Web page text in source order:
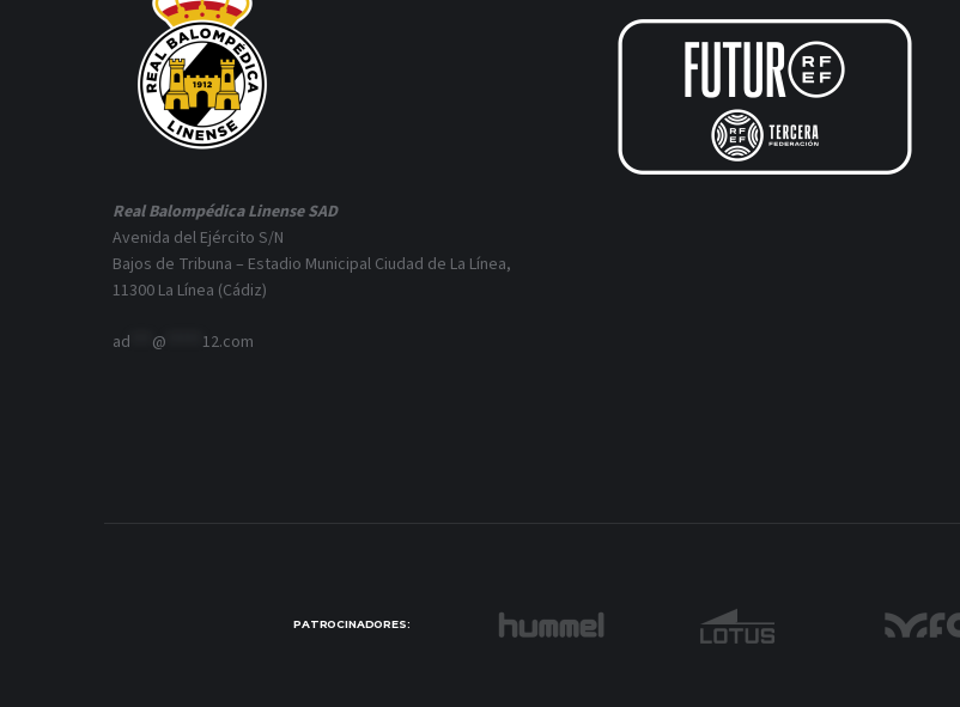
Real Balompédica Linense SAD
Avenida del Ejército S/N
Bajos de Tribuna – Estadio Municipal Ciudad de La Línea,
11300 La Línea (Cádiz)
ad @ 12.com
PATROCINADORES: